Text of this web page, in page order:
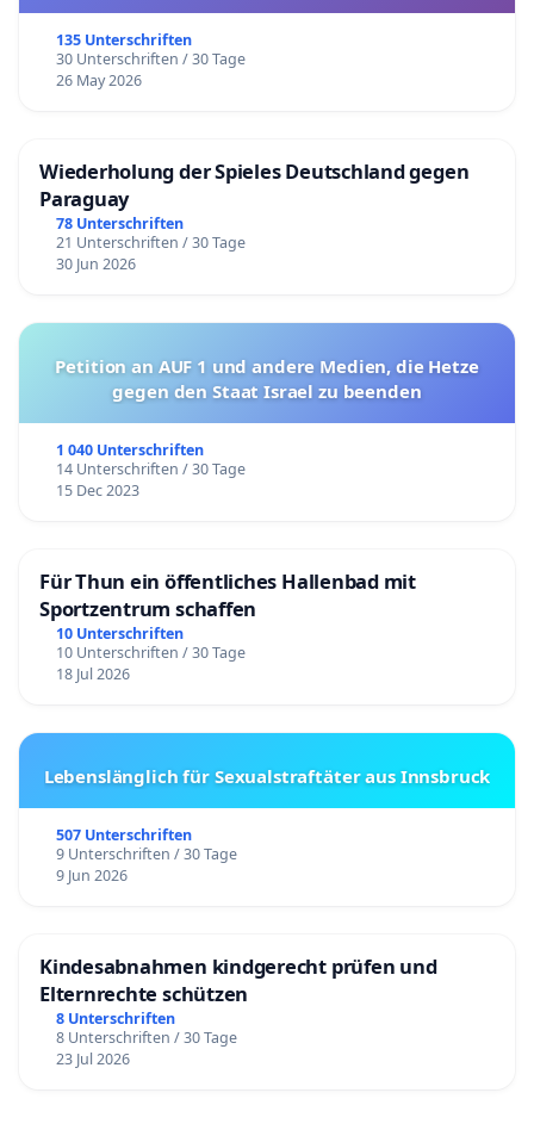
135 Unterschriften
30 Unterschriften / 30 Tage
26 May 2026
Wiederholung der Spieles Deutschland gegen
Paraguay
78 Unterschriften
21 Unterschriften / 30 Tage
30 Jun 2026
Petition an AUF 1 und andere Medien, die Hetze
gegen den Staat Israel zu beenden
1 040 Unterschriften
14 Unterschriften / 30 Tage
15 Dec 2023
Für Thun ein öffentliches Hallenbad mit
Sportzentrum schaffen
10 Unterschriften
10 Unterschriften / 30 Tage
18 Jul 2026
Lebenslänglich für Sexualstraftäter aus Innsbruck
507 Unterschriften
9 Unterschriften / 30 Tage
9 Jun 2026
Kindesabnahmen kindgerecht prüfen und
Elternrechte schützen
8 Unterschriften
8 Unterschriften / 30 Tage
23 Jul 2026